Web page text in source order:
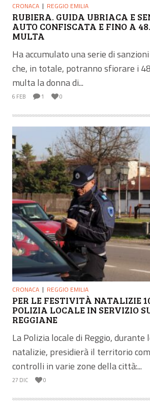
CRONACA REGGIO EMILIA
RUBIERA. GUIDA UBRIACA E
AUTO CONFISCATA E FINO A
MULTA
Ha accumulato una serie di
che, in totale, potranno sfiorare i
multa la donna di...
6 FEB 1 0
CRONACA REGGIO EMILIA
PER LE FESTIVITÀ NATALIZIE
POLIZIA LOCALE IN SERVIZIO
REGGIANE
La Polizia locale di Reggio,
natalizie, presidierà il territorio
controlli in varie zone della città:...
27 DIC 0